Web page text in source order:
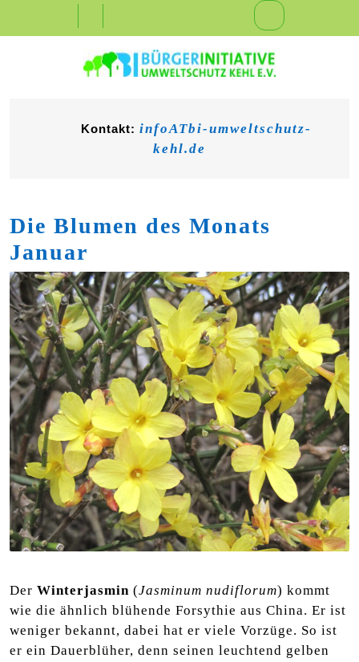
Button
Kontakt: infoATbi-umweltschutz-
kehl.de
Die Blumen des Monats
Januar
Der Winterjasmin (Jasminum nudiflorum) kommt
wie die ähnlich blühende Forsythie aus China. Er ist
weniger bekannt, dabei hat er viele Vorzüge. So ist
er ein Dauerblüher, denn seinen leuchtend gelben